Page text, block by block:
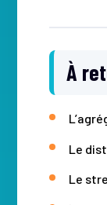
À
Le
Le